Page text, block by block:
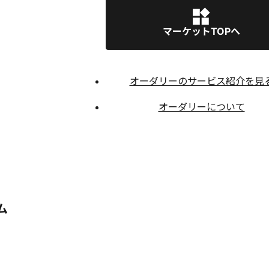
マーケットTOPへ
オーダリーのサービス紹介を見
オーダリーについて